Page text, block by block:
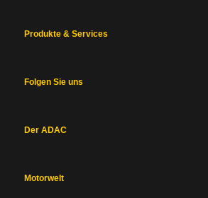
Produkte & Services
Folgen Sie uns
Der ADAC
Motorwelt